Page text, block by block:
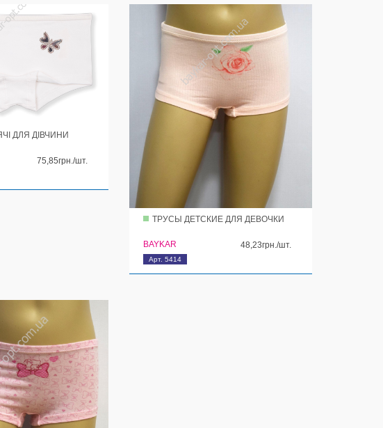
ДЛЯ ДІВЧИНИ
75,85грн./шт.
Арт. 5414
ТРУСЫ ДЕТСКИЕ ДЛЯ ДЕВОЧКИ
BAYKAR 48,23грн./шт.